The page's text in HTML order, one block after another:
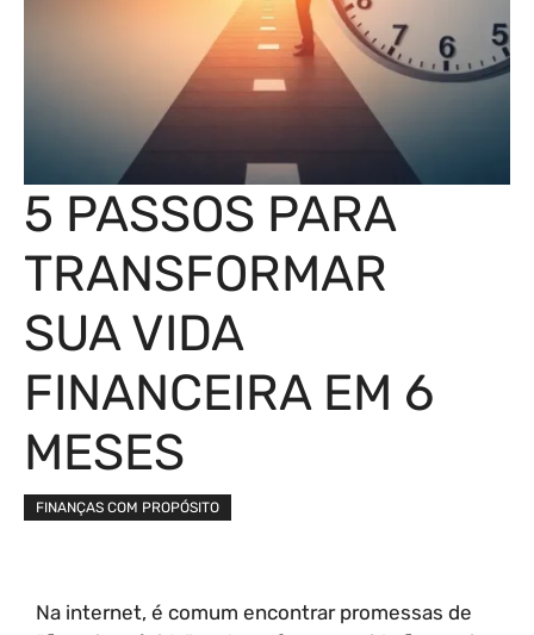
5 PASSOS PARA
TRANSFORMAR
SUA VIDA
FINANCEIRA EM 6
MESES
FINANÇAS COM PROPÓSITO
Na internet, é comum encontrar promessas de